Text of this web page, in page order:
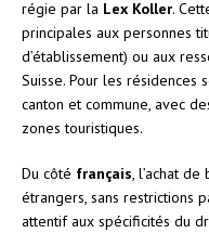
régie par la Lex Koller.
principales aux personnes
d’établissement) ou aux
Suisse. Pour les résidences
canton et commune, avec
zones touristiques.
Du côté français , l’achat
étrangers, sans restrictions
attentif aux spécificités du